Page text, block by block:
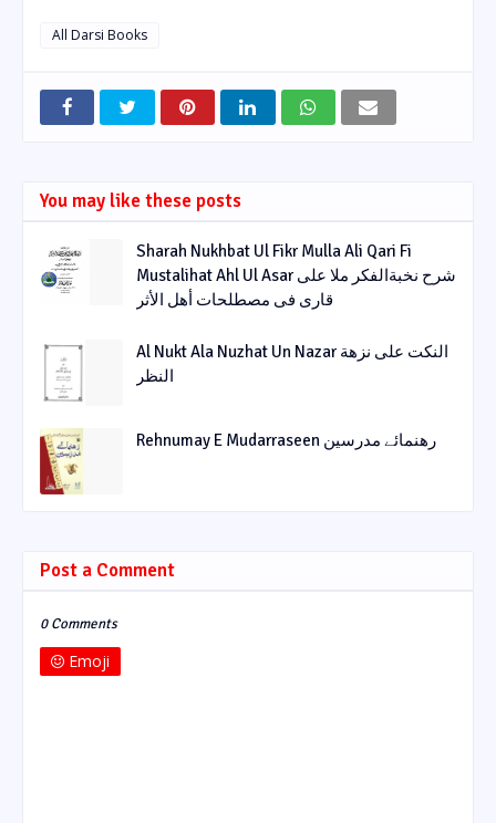
All Darsi Books
You may like these posts
Sharah Nukhbat Ul Fikr Mulla Ali Qari Fi
Mustalihat Ahl Ul Asar شرح نخبةالفکر ملا علی
قاری فی مصطلحات أھل الأثر
Al Nukt Ala Nuzhat Un Nazar النکت علی نزھة
النظر
Rehnumay E Mudarraseen رهنمائے مدرسین
Post a Comment
0 Comments
Emoji